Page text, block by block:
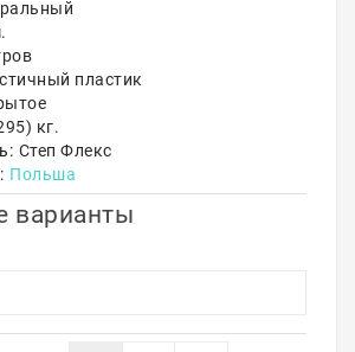
пластик
кг.
Степ Флекс
Польша
варианты